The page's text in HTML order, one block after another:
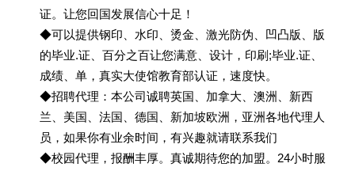
证。让您回国发展信心十足！
◆可以提供钢印、水印、烫金、激光防伪、凹凸版、版
的毕业.证、百分之百让您满意、设计，印刷;毕业.证、
成绩、单，真实大使馆教育部认证，速度快。
◆招聘代理：本公司诚聘英国、加拿大、澳洲、新西
兰、美国、法国、德国、新加坡欧洲，亚洲各地代理人
员，如果你有业余时间，有兴趣就请联系我们
◆校园代理，报酬丰厚。真诚期待您的加盟。24小时服